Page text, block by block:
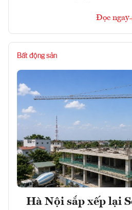
Đọc ngay
Bất động sản
Hà Nội sắp xếp lại